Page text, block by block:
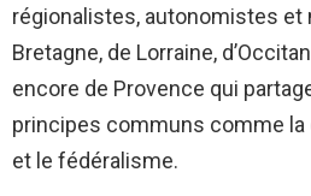
régionalistes, autonomistes et
Bretagne, de Lorraine,
encore de Provence qui
principes communs comme la
et le fédéralisme.